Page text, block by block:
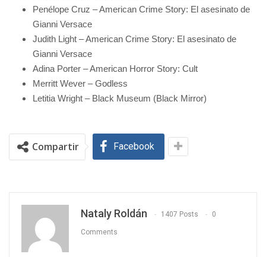
Penélope Cruz – American Crime Story: El asesinato de
Gianni Versace
Judith Light – American Crime Story: El asesinato de
Gianni Versace
Adina Porter – American Horror Story: Cult
Merritt Wever – Godless
Letitia Wright – Black Museum (Black Mirror)
Compartir Facebook
Nataly Roldán 1407 Posts 0
Comments